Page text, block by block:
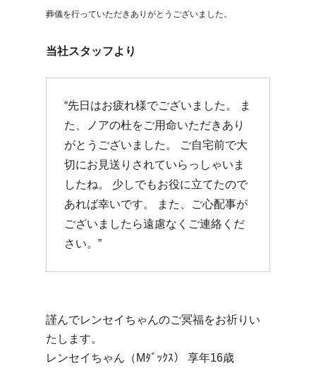
葬儀を行っていただきありがとうございました。
当社スタッフより
“先日はお疲れ様でございました。 ま
た、ノアの杜をご用命いただきあり
がとうございました。 ご自宅前で大
切にお見送りされていらっしゃいま
したね。 少しでもお役に立てたので
あれば幸いです。 また、ご心配事が
ございましたら遠慮なくご連絡くだ
さい。”
謹んでレンセイちゃんのご冥福をお祈りい
たします。
レンセイちゃん（Mﾀﾞｯｸｽ） 享年16歳